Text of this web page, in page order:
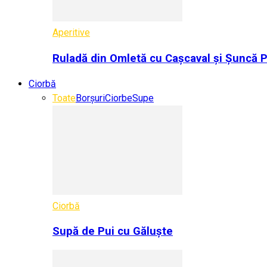
Aperitive
Ruladă din Omletă cu Cașcaval și Șuncă
Ciorbă
ToateBorșuriCiorbeSupe
Ciorbă
Supă de Pui cu Găluște